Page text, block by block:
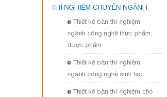
THÍ NGHIỆM CHUYÊN NGÀNH
Thiết kế bàn thí nghiệm
ngành công nghệ thực phẩm,
dược phẩm
Thiết kế bàn thí nghiệm
ngành công nghệ sinh học
Thiết kế bàn thí nghiệm cho